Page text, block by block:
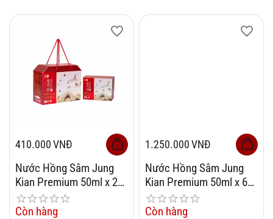
410.000VNĐ
Nước Hồng Sâm Jung
Kian Premium 50ml x 20
Gói
Còn hàng
1.250.000VNĐ
Nước Hồng Sâm Jung
Kian Premium 50ml x 60
Gói
Còn hàng